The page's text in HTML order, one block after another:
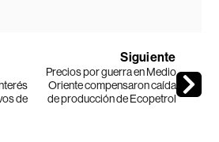
de
Siguiente
Precios por guerra en Medio
Oriente compensaron caída
de producción de Ecopetrol